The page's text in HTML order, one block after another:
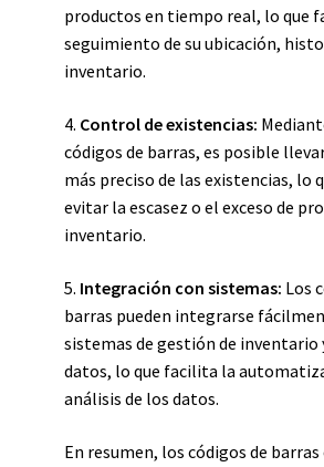
productos en tiempo real, lo que
seguimiento de su ubicación,
inventario.
4. Control de existencias:
códigos de barras, es posible
más preciso de las existencias, lo
evitar la escasez o el exceso de
inventario.
5. Integración con sistemas: Los
barras pueden integrarse
sistemas de gestión de inventario
datos, lo que facilita la
análisis de los datos.
En resumen, los códigos de